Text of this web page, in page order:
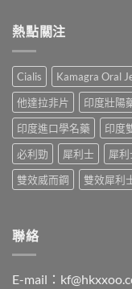
解
服
用
到
藥
效
消
的
全
享：
槍
俠」
到
重
拾
性
的
真
地
起
效
時
間
與
正
用
法
揮、
必
利
起
效
時
間
全
解
析：
西
地
那
汀
熱點關注
Cialis Kamagra Oral
他達拉非片
印度壯陽
印度進口學名藥
印度
必利勁
犀利士 犀
雙效威而鋼
雙效犀利
聯絡
E-mail：